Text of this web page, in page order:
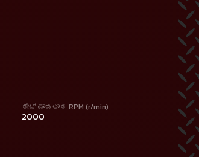
ರೇಟ್ ಮಾಡಲಾದ RPM (r/min)
2000